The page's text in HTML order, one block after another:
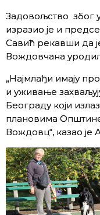
Задовољство због
изразио је и
Савић рекавши да
Вождовчана
„Најмлађи имају
и уживање
Београду који
плановима
Вождовц“, казао је